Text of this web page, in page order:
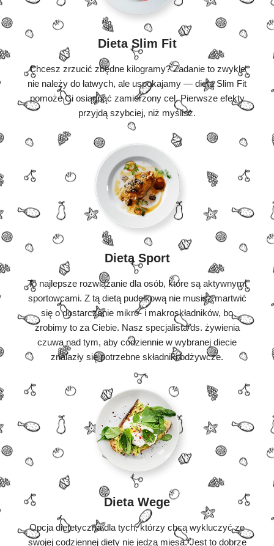
Dieta Slim Fit
Chcesz zrzucić zbędne kilogramy? Zadanie to zwykle
nie należy do łatwych, ale uspokajamy — dieta Slim Fit
pomoże Ci osiągnąć zamierzony cel. Pierwsze efekty
przyjdą szybciej, niż myślisz.
Dieta Sport
To najlepsze rozwiązanie dla osób, które są aktywnymi
sportowcami. Z tą dietą pudełkową nie musisz martwić
się o dostarczanie mikro- i makroskładników, bo
zrobimy to za Ciebie. Nasz specjalista ds. żywienia
czuwa nad tym, aby codziennie w wybranej diecie
znalazły się potrzebne składniki odżywcze.
Dieta Wege
Opcja dietetyczna dla tych, którzy chcą wykluczyć ze
swojej codziennej diety nie jedzą mięsa. Jest to dobrze